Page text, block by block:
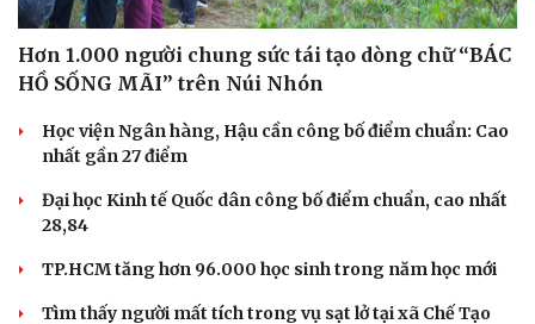
Hơn 1.000 người chung sức tái tạo dòng chữ “BÁC
HỒ SỐNG MÃI” trên Núi Nhón
Học viện Ngân hàng, Hậu cần công bố điểm chuẩn: Cao
nhất gần 27 điểm
Đại học Kinh tế Quốc dân công bố điểm chuẩn, cao nhất
28,84
TP.HCM tăng hơn 96.000 học sinh trong năm học mới
Tìm thấy người mất tích trong vụ sạt lở tại xã Chế Tạo